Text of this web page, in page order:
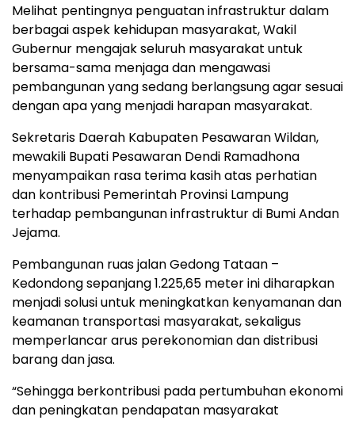
Melihat pentingnya penguatan infrastruktur dalam
berbagai aspek kehidupan masyarakat, Wakil
Gubernur mengajak seluruh masyarakat untuk
bersama-sama menjaga dan mengawasi
pembangunan yang sedang berlangsung agar sesuai
dengan apa yang menjadi harapan masyarakat.
Sekretaris Daerah Kabupaten Pesawaran Wildan,
mewakili Bupati Pesawaran Dendi Ramadhona
menyampaikan rasa terima kasih atas perhatian
dan kontribusi Pemerintah Provinsi Lampung
terhadap pembangunan infrastruktur di Bumi Andan
Jejama.
Pembangunan ruas jalan Gedong Tataan –
Kedondong sepanjang 1.225,65 meter ini diharapkan
menjadi solusi untuk meningkatkan kenyamanan dan
keamanan transportasi masyarakat, sekaligus
memperlancar arus perekonomian dan distribusi
barang dan jasa.
“Sehingga berkontribusi pada pertumbuhan ekonomi
dan peningkatan pendapatan masyarakat